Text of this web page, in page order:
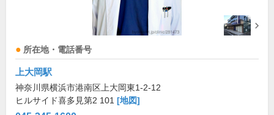
所在地・電話番号
上大岡駅
神奈川県横浜市港南区上大岡東1-2-12
ヒルサイド喜多見第2 101 [地図]